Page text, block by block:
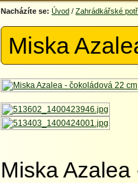
Nacházíte se: Úvod / Zahrádkářské
Miska
Miska